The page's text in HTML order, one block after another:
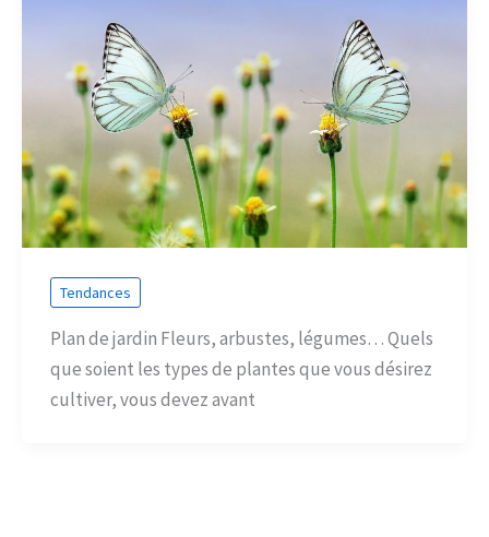
Tendances
Plan de jardin Fleurs, arbustes, légumes… Quels
que soient les types de plantes que vous désirez
cultiver, vous devez avant